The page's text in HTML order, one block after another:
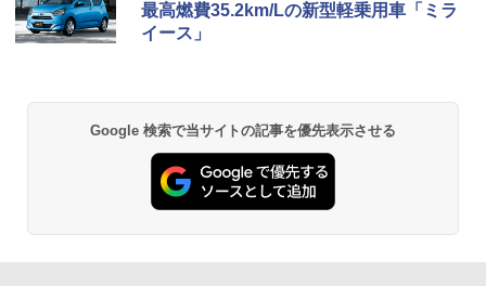
最高燃費35.2km/Lの新型軽乗用車「ミラ
イース」
Google 検索で当サイトの記事を優先表示させる